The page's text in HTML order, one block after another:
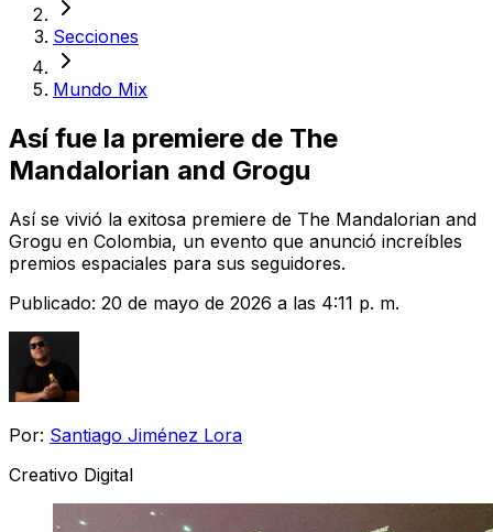
Secciones
Mundo Mix
Así fue la premiere de The
Mandalorian and Grogu
Así se vivió la exitosa premiere de The Mandalorian and
Grogu en Colombia, un evento que anunció increíbles
premios espaciales para sus seguidores.
Publicado: 20 de mayo de 2026 a las 4:11 p. m.
Por: Santiago Jiménez Lora
Creativo Digital